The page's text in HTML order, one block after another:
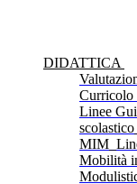
DIDATTICA
Curricolo
Linee
Mobilità